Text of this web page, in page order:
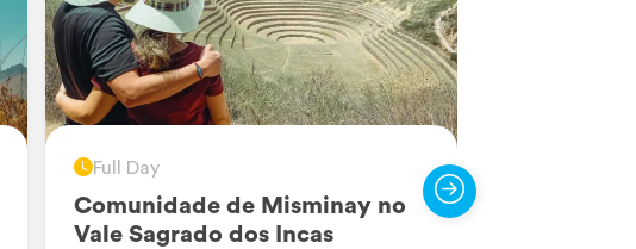
Full Day
Comunidade de Misminay no
Vale Sagrado dos Incas